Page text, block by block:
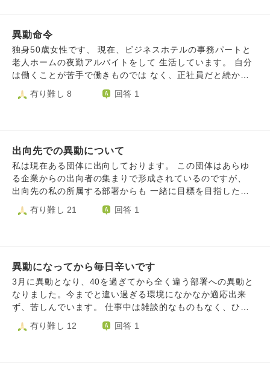
で、いっそのこと辞めて しまおうか、辞めて、こんな年齢
で どこが雇ってくれるのか？ 治療が必要な持病は５つほど
あり ますが、まだ働けると思うので。 まだ2週間なので、も
う少し 頑張って様子をみるべきか、いさぎよく 退職するべ
のっていただけたらと 思います。
て達成しようと頑張ってました。 次行くところは通勤時間
は伸びるし行きにくいし、正直接点持ったことのある人もほ
とんどいません。 おまけに、マネージャーに「営業の数字
を見込んで」と聞いていたのに、12月の売り上げ目標を見た
た。 確かに営業成績は中堅くらいで、パッとしていません
に白羽の矢が立ったのか理解できません。 異動先のセンタ
ーの人が、とても歓迎してくれてるのがまた心が痛いです。
せっかく歓迎してくれてるけど、私は今のセンターの方が好
きだし、正直異動なんてしたくない。ようこそと言ってくれ
ちがぐっちゃぐちゃになって、住んでる部屋も散乱。食べる
うか。。。
異動命令
独身50歳女性です、 現在、ビジネスホテルの事務パートと
老人ホームの夜勤アルバイトをして 生活しています。 自分
は働くことが苦手で働きものでは なく、正社員だと続かず
パートで 暮らしています 実家は父親の事業でつくった借金
で 家は競売にかけられなくなって しまいました 現在、賃貸
れ、、 異動命令がでてしまいました 強制なので、行くか退
職するかの 2択になります あの日から、毎日毎日 風景がな
ぜか白黒にしかみえません 毎日、耐えてやっと少し職場に
慣れてきたころでした ビジネスホテルは3店舗あり 支店の事
事務パートは非常に厳しい 現場でイジメもあり数えきれな
ません 生活のためだけなので、、 月曜日から新たな職場で
すが 辛すぎて夢でうなされています どんなふうに気持ちを
前向きに もっていけばいいのでしょうか 職場の方々に異動
で大変だね、 なんて言われ とりあえず微笑みかえし 見栄を
有り難し 8 回答 1
出向先での異動について
私は現在ある団体に出向しております。 この団体はあらゆ
る企業からの出向者の集まりで形成されているのですが、
出向先の私の所属する部署からも 一緒に目標を目指した仲
の良い方々が出向元に戻るという話が出ています。 はっき
り言ってとても辛いです。 同じ会社に所属する方々ならい
こまでですが、心の弱い私は悲しくて悲しくてたまりませ
ん。 この気持ちをどう整理すればよろしいでしょうか？ 是
非ともご助言頂きたく･･･宜しくお願い致します。
有り難し 21 回答 1
異動になってから毎日辛いです
3月に異動となり、40を過ぎてから全く違う部署への異動と
なりました。今までと違い過ぎる環境になかなか適応出来
ず、苦しんでいます。 仕事中は雑談的なものもなく、ひた
すら監視をしている仕事になり、マイナスな感情ばかりが浮
かんでしまいます。職場の空気も悪く、たまに聞こえて来る
有り難し 12 回答 1